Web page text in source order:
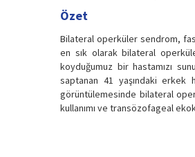
Özet
Bilateral operküler sendrom,
en sık olarak bilateral
koyduğumuz bir hastamızı
saptanan 41 yaşındaki
görüntülemesinde bilateral
kullanımı ve transözofageal